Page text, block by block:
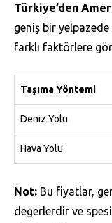
Türkiye’den
geniş bir
farklı faktörlere
Taşıma Yöntemi
Deniz Yolu
Hava Yolu
Not: Bu fiyatlar,
değerlerdir ve